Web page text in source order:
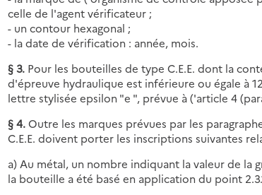
celle de l'agent vérificateur ;
- un contour hexagonal ;
- la date de vérification : année, mois.
§ 3. Pour les bouteilles de type C.E.E. dont la
d'épreuve hydraulique est inférieure ou égale à
lettre stylisée epsilon "e ", prévue à ('article 4
§ 4.Outre les marques prévues par les
C.E.E. doivent porter les inscriptions suivantes
a) Au métal, un nombre indiquant la valeur de la
la bouteille a été basé en application du point